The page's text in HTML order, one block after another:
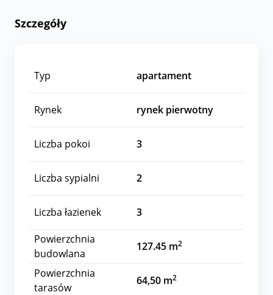
Szczegóły
Typ apartament
Rynek rynek pierwotny
Liczba pokoi 3
Liczba sypialni 2
Liczba łazienek
3
Powierzchnia
budowlana
127.45 m2
Powierzchnia
tarasów
64,50 m2